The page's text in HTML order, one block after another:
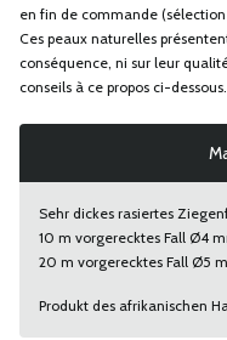
en fin de commande (sélection
Ces peaux naturelles
conséquence, ni sur leur
conseils à ce propos ci-dessous.
Sehr dickes rasiertes
10 m vorgerecktes Fall Ø4
20 m vorgerecktes Fall Ø5
Produkt des afrikanischen